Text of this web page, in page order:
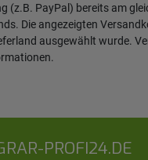
PayPal) bereits am
Die angezeigten
ausgewählt wurde.
.
PROFI24.DE